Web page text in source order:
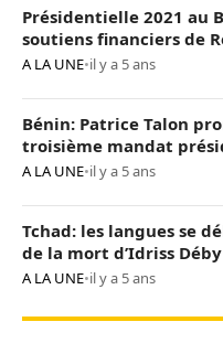
Présidentielle 2021 au
soutiens financiers de
A LA UNE•il y a 5 ans
Bénin: Patrice Talon
troisième mandat
A LA UNE•il y a 5 ans
Tchad: les langues se
de la mort d’Idriss
A LA UNE•il y a 5 ans